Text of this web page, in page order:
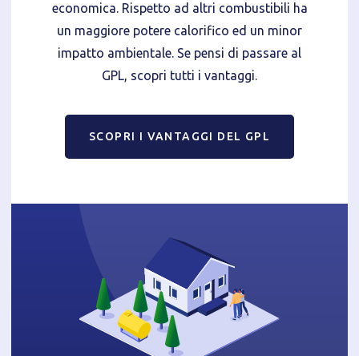
economica. Rispetto ad altri combustibili ha
un maggiore potere calorifico ed un minor
impatto ambientale. Se pensi di passare al
GPL, scopri tutti i vantaggi.
SCOPRI I VANTAGGI DEL GPL